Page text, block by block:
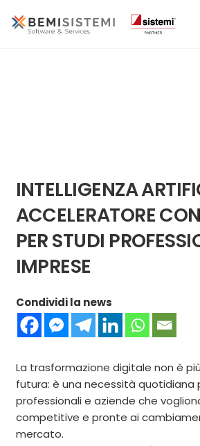
INTELLIGENZA
ACCELERATORE
PER STUDI
IMPRESE
Condividi la news
La trasformazione digitale non è
futura: è una necessità quotidiana
professionali e aziende che
competitive e pronte ai
mercato.